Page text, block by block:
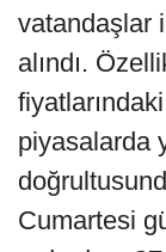
vatandaşlar
alındı.
piyasalarda
Cumartesi